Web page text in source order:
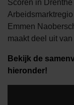
Scoren in
Emmen
maakt deel uit
Bekijk de
hieronder!